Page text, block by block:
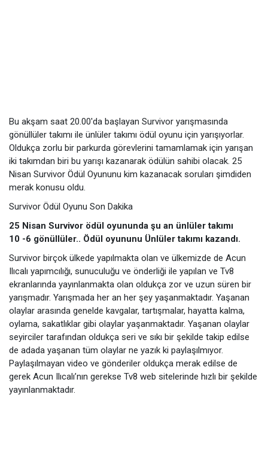
Bu akşam saat 20.00'da başlayan Survivor yarışmasında
gönüllüler takımı ile ünlüler takımı ödül oyunu için yarışıyorlar.
Oldukça zorlu bir parkurda görevlerini tamamlamak için yarışan
iki takımdan biri bu yarışı kazanarak ödülün sahibi olacak. 25
Nisan Survivor Ödül Oyununu kim kazanacak soruları şimdiden
merak konusu oldu.
Survivor Ödül Oyunu Son Dakika
25 Nisan Survivor ödül oyununda şu an ünlüler takımı
10 -6 gönüllüler.. Ödül oyununu Ünlüler takımı kazandı.
Survivor birçok ülkede yapılmakta olan ve ülkemizde de Acun
Ilıcalı yapımcılığı, sunuculuğu ve önderliği ile yapılan ve Tv8
ekranlarında yayınlanmakta olan oldukça zor ve uzun süren bir
yarışmadır. Yarışmada her an her şey yaşanmaktadır. Yaşanan
olaylar arasında genelde kavgalar, tartışmalar, hayatta kalma,
oylama, sakatlıklar gibi olaylar yaşanmaktadır. Yaşanan olaylar
seyirciler tarafından oldukça seri ve sıkı bir şekilde takip edilse
de adada yaşanan tüm olaylar ne yazık ki paylaşılmıyor.
Paylaşılmayan video ve gönderiler oldukça merak edilse de
gerek Acun Ilıcalı’nın gerekse Tv8 web sitelerinde hızlı bir şekilde
yayınlanmaktadır.